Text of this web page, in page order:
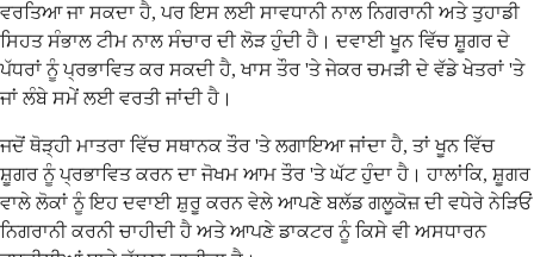
ਵਰਤਿਆ ਜਾ ਸਕਦਾ ਹੈ, ਪਰ ਇਸ ਲਈ ਸਾਵਧਾਨੀ ਨਾਲ ਨਿਗਰਾਨੀ ਅਤੇ ਤੁਹਾਡੀ
ਸਿਹਤ ਸੰਭਾਲ ਟੀਮ ਨਾਲ ਸੰਚਾਰ ਦੀ ਲੋੜ ਹੁੰਦੀ ਹੈ। ਦਵਾਈ ਖੂਨ ਵਿੱਚ ਸ਼ੂਗਰ ਦੇ
ਪੱਧਰਾਂ ਨੂੰ ਪ੍ਰਭਾਵਿਤ ਕਰ ਸਕਦੀ ਹੈ, ਖਾਸ ਤੌਰ 'ਤੇ ਜੇਕਰ ਚਮੜੀ ਦੇ ਵੱਡੇ ਖੇਤਰਾਂ 'ਤੇ
ਜਾਂ ਲੰਬੇ ਸਮੇਂ ਲਈ ਵਰਤੀ ਜਾਂਦੀ ਹੈ।
ਜਦੋਂ ਥੋੜ੍ਹੀ ਮਾਤਰਾ ਵਿੱਚ ਸਥਾਨਕ ਤੌਰ 'ਤੇ ਲਗਾਇਆ ਜਾਂਦਾ ਹੈ, ਤਾਂ ਖੂਨ ਵਿੱਚ
ਸ਼ੂਗਰ ਨੂੰ ਪ੍ਰਭਾਵਿਤ ਕਰਨ ਦਾ ਜੋਖਮ ਆਮ ਤੌਰ 'ਤੇ ਘੱਟ ਹੁੰਦਾ ਹੈ। ਹਾਲਾਂਕਿ, ਸ਼ੂਗਰ
ਵਾਲੇ ਲੋਕਾਂ ਨੂੰ ਇਹ ਦਵਾਈ ਸ਼ੁਰੂ ਕਰਨ ਵੇਲੇ ਆਪਣੇ ਬਲੱਡ ਗਲੂਕੋਜ਼ ਦੀ ਵਧੇਰੇ ਨੇੜਿਓਂ
ਨਿਗਰਾਨੀ ਕਰਨੀ ਚਾਹੀਦੀ ਹੈ ਅਤੇ ਆਪਣੇ ਡਾਕਟਰ ਨੂੰ ਕਿਸੇ ਵੀ ਅਸਧਾਰਨ